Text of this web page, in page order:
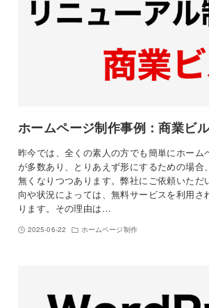
ホームページ制作事例：商業ビル
昨今では、全くの素人の方でも簡単にホー
が多数あり、とりあえず形にするための場
無くなりつつあります。弊社にご依頼いた
向や状況によっては、無料サービスを利用
ります。その理由は…
2025-06-22 ホームページ制作